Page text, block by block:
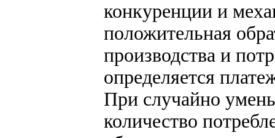
конкуренции и
положительная
производства и
определяется
При случайно
количество